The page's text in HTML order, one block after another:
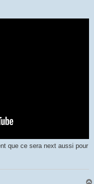
que ce sera next aussi pour